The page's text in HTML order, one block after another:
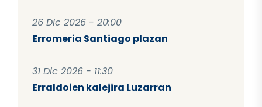
26 Dic 2026 - 20:00
Erromeria Santiago plazan
31 Dic 2026 - 11:30
Erraldoien kalejira Luzarran